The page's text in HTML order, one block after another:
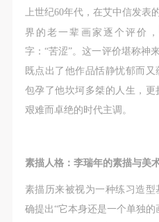
上世纪60年代，在艾中信发表
界的老一辈画家逐个评价，
字：“苦涩”。这一评价堪称神
既点出了他作品恬静忧郁而
包孕了他坎坷多桀的人生，
艰难而卓绝的时代主调。
素描人格：李瑞年的素描与美
素描历来被视为一种练习造
确提出“它本身还是一个单独